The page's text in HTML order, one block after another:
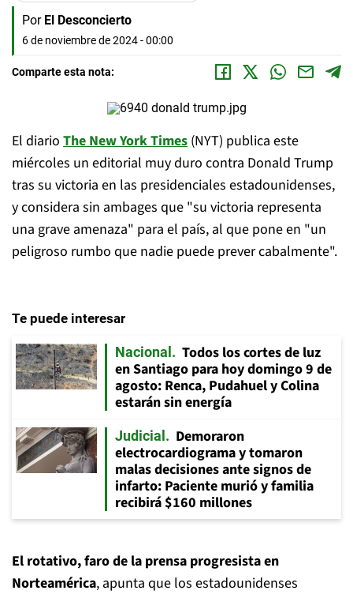
Por El Desconcierto
6 de noviembre de 2024 - 00:00
Comparte esta nota:
El diario The New York Times (NYT) publica este
miércoles un editorial muy duro contra Donald Trump
tras su victoria en las presidenciales estadounidenses,
y considera sin ambages que "su victoria representa
una grave amenaza" para el país, al que pone en "un
peligroso rumbo que nadie puede prever cabalmente".
Te puede interesar
Nacional
Todos los cortes de luz
en Santiago para hoy domingo 9 de
agosto: Renca, Pudahuel y Colina
estarán sin energía
Judicial
Demoraron
electrocardiograma y tomaron
malas decisiones ante signos de
infarto: Paciente murió y familia
recibirá $160 millones
El rotativo, faro de la prensa progresista en
Norteamérica, apunta que los estadounidenses